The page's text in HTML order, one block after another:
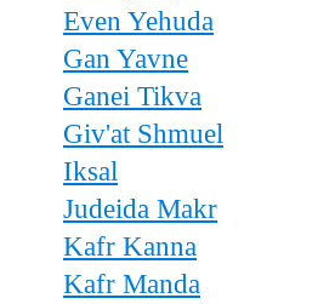
Even Yehuda
Gan Yavne
Ganei Tikva
Giv'at Shmuel
Iksal
Judeida Makr
Kafr Kanna
Kafr Manda